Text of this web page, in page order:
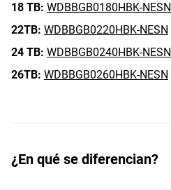
18 TB: WDBBGB0180HBK-NESN
22TB: WDBBGB0220HBK-NESN
24 TB: WDBBGB0240HBK-NESN
26TB: WDBBGB0260HBK-NESN
¿En qué se diferencian?